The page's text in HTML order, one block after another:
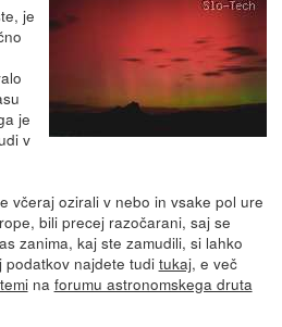
je
je
v
včeraj ozirali v nebo in vsake pol ure
bili precej razočarani, saj se
zanima, kaj ste zamudili, si lahko
podatkov najdete tudi tukaj, e več
na forumu astronomskega druta